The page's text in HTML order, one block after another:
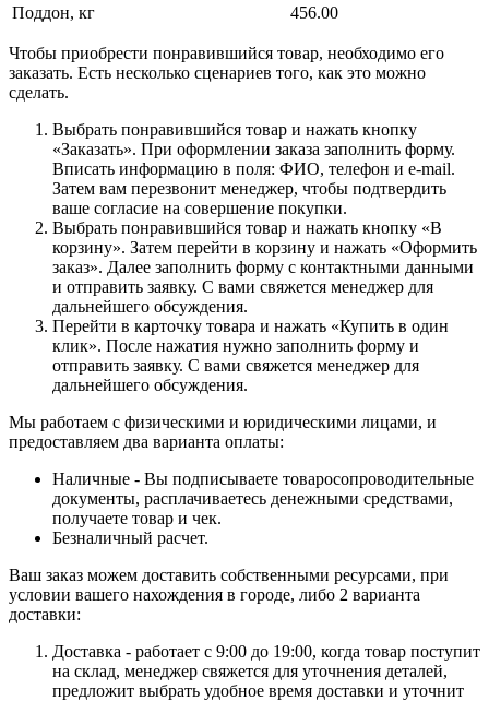
Поддон, кг
456.00
Чтобы приобрести понравившийся товар, необходимо его
заказать. Есть несколько сценариев того, как это можно
сделать.
Выбрать понравившийся товар и нажать кнопку
«Заказать». При оформлении заказа заполнить форму.
Вписать информацию в поля: ФИО, телефон и e-mail.
Затем вам перезвонит менеджер, чтобы подтвердить
ваше согласие на совершение покупки.
Выбрать понравившийся товар и нажать кнопку «В
корзину». Затем перейти в корзину и нажать «Оформить
заказ». Далее заполнить форму с контактными данными
и отправить заявку. С вами свяжется менеджер для
дальнейшего обсуждения.
Перейти в карточку товара и нажать «Купить в один
клик». После нажатия нужно заполнить форму и
отправить заявку. С вами свяжется менеджер для
дальнейшего обсуждения.
Мы работаем с физическими и юридическими лицами, и
предоставляем два варианта оплаты:
Наличные - Вы подписываете товаросопроводительные
документы, расплачиваетесь денежными средствами,
получаете товар и чек.
Безналичный расчет.
Ваш заказ можем доставить собственными ресурсами, при
условии вашего нахождения в городе, либо 2 варианта
доставки:
Доставка - работает с 9:00 до 19:00, когда товар поступит
на склад, менеджер свяжется для уточнения деталей,
предложит выбрать удобное время доставки и уточнит